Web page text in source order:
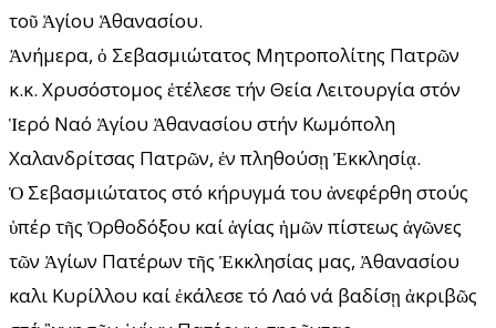
τοῦ Ἁγίου Ἁθανασίου.
Ἀνήμερα, ὀ Σεβασμιώτατος Μητροπολίτης Πατρῶν
κ.κ. Χρυσόστομος ἐτέλεσε τήν Θεία Λειτουργία στόν
Ἱερό Ναό Ἁγίου Ἀθανασίου στήν Κωμόπολη
Χαλανδρίτσας Πατρῶν, ἐν πληθούσῃ Ἐκκλησίᾳ.
Ὁ Σεβασμιώτατος στό κήρυγμά του ἀνεφέρθη στούς
ὑπέρ τῆς Ὀρθοδόξου καί ἁγίας ἡμῶν πίστεως ἀγῶνες
τῶν Ἁγίων Πατέρων τῆς Ἐκκλησίας μας, Ἀθανασίου
καλι Κυρίλλου καί ἐκάλεσε τό Λαό νά βαδίσῃ ἀκριβῶς